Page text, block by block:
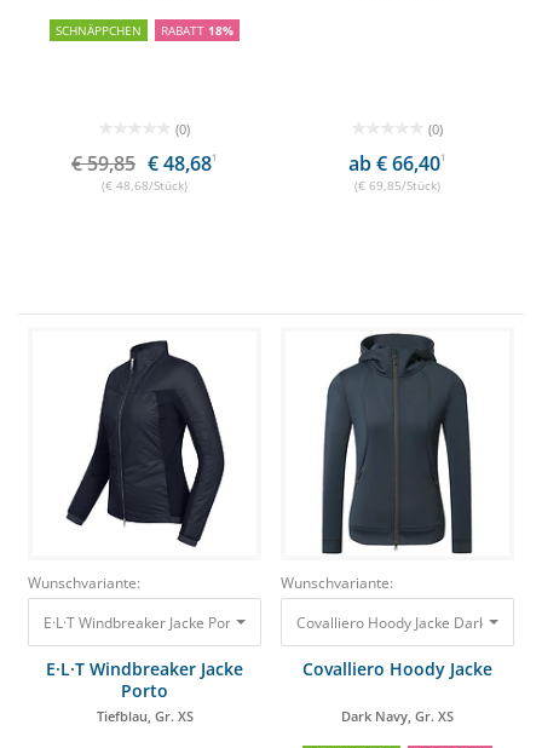
SCHNÄPPCHEN RABATT 18%
(0)
€ 59,85 € 48,681
(€ 48,68/Stück)
(0)
ab € 66,401
(€ 69,85/Stück)
Wunschvariante:
E·L·T Windbreaker Jacke Porto Tiefblau, Gr. XS 69,85 €
E·L·T Windbreaker Jacke
Porto
Tiefblau, Gr. XS
Wunschvariante:
Covalliero Hoody Jacke
Dark Navy, Gr. XS